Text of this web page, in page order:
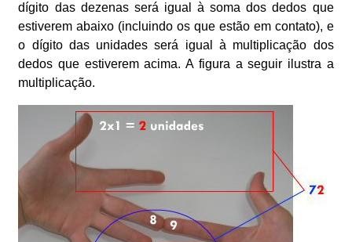
dígito das dezenas será igual à soma dos dedos que
estiverem abaixo (incluindo os que estão em contato), e
o dígito das unidades será igual à multiplicação dos
dedos que estiverem acima. A figura a seguir ilustra a
multiplicação.